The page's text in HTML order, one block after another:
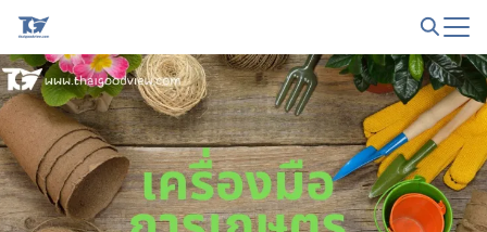
Skip
content
Search
for: